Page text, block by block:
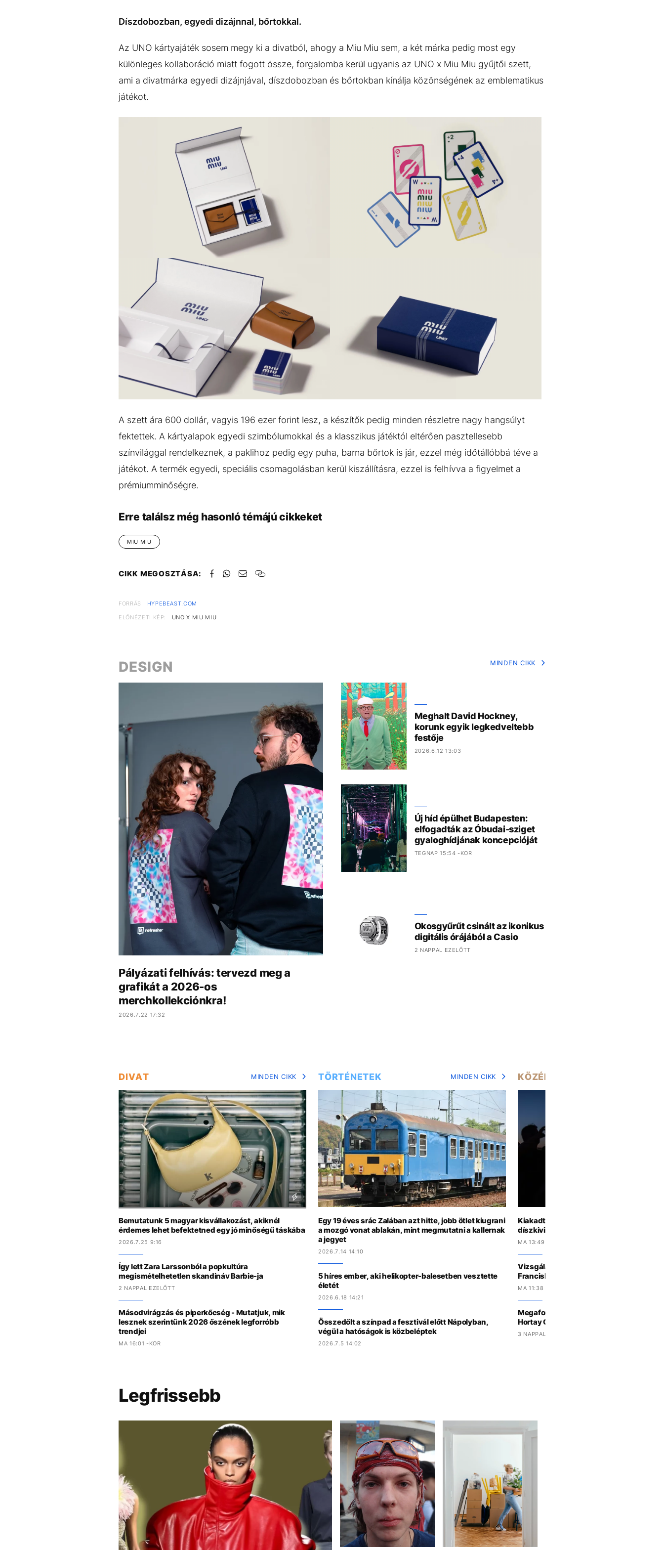
KvízMédiaajánlatImpresszum
Díszdobozban, egyedi dizájnnal, bőrtokkal.
Az UNO kártyajáték sosem megy ki a divatból, ahogy a Miu Miu sem, a két márka pedig most egy
különleges kollaboráció miatt fogott össze, forgalomba kerül ugyanis az UNO x Miu Miu gyűjtői szett,
ami a divatmárka egyedi dizájnjával, díszdobozban és bőrtokban kínálja közönségének az emblematikus
játékot.
(4)
A szett ára 600 dollár, vagyis 196 ezer forint lesz, a készítők pedig minden részletre nagy hangsúlyt
fektettek. A kártyalapok egyedi szimbólumokkal és a klasszikus játéktól eltérően pasztellesebb
színvilággal rendelkeznek, a paklihoz pedig egy puha, barna bőrtok is jár, ezzel még időtállóbbá téve a
játékot. A termék egyedi, speciális csomagolásban kerül kiszállításra, ezzel is felhívva a figyelmet a
prémiumminőségre.
Erre találsz még hasonló témájú cikkeket
MIU MIU
CIKK MEGOSZTÁSA:
FORRÁS
HYPEBEAST.COM
ELŐNÉZETI KÉP:
UNO X MIU MIU
DESIGN MINDEN CIKK
Pályázati felhívás: tervezd meg a
grafikát a 2026-os
merchkollekciónkra!
2026.7.22 17:32
Meghalt David Hockney,
korunk egyik legkedveltebb
festője
2026.6.12 13:03
Új híd épülhet Budapesten:
elfogadták az Óbudai-sziget
gyaloghídjának koncepcióját
TEGNAP 15:54 -KOR
Okosgyűrűt csinált az ikonikus
digitális órájából a Casio
2 NAPPAL EZELŐTT
DIVAT MINDEN CIKK
Bemutatunk 5 magyar kisvállakozást, akiknél
érdemes lehet befektetned egy jó minőségű táskába
2026.7.25 9:16
Így lett Zara Larssonból a popkultúra
megismételhetetlen skandináv Barbie-ja
2 NAPPAL EZELŐTT
Másodvirágzás és piperkőcség - Mutatjuk, mik
lesznek szerintünk 2026 őszének legforróbb
trendjei
MA 16:01 -KOR
TÖRTÉNETEK MINDEN CIKK
Egy 19 éves srác Zalában azt hitte, jobb ötlet kiugrani
a mozgó vonat ablakán, mint megmutatni a kallernak
a jegyet
2026.7.14 14:10
5 híres ember, aki helikopter-balesetben vesztette
életét
2026.6.18 14:21
Összedőlt a színpad a fesztivál előtt Nápolyban,
végül a hatóságok is közbeléptek
2026.7.5 14:02
KÖZÉLET
Kiakadt egy turista, miután lekapcsolták
díszkivilágítását
MA 13:49 -KOR
Vizsgálatot indított az SZFE, miután
Franciska arról beszélt, diszkriminálták
MA 11:38 -KOR
Megafonos influenszerből parlamenti
Hortay Olivér csatlakozik a Fidesz-
3 NAPPAL EZELŐTT
Legfrissebb